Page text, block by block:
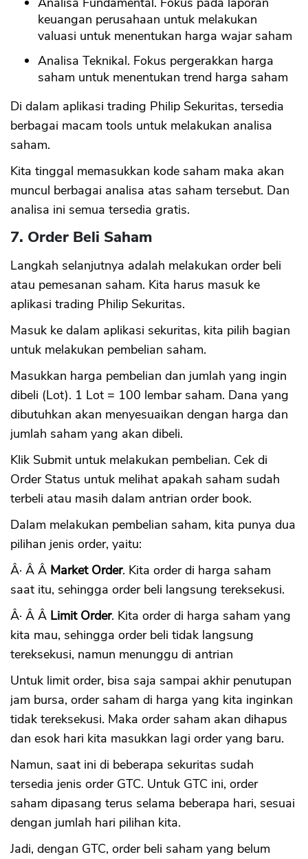
keuangan perusahaan untuk melakukan
valuasi untuk menentukan harga wajar saham
Analisa Teknikal. Fokus pergerakkan harga
saham untuk menentukan trend harga saham
Di dalam aplikasi trading Philip Sekuritas, tersedia
berbagai macam tools untuk melakukan analisa
saham.
Kita tinggal memasukkan kode saham maka akan
muncul berbagai analisa atas saham tersebut. Dan
analisa ini semua tersedia gratis.
7. Order Beli Saham
Langkah selanjutnya adalah melakukan order beli
atau pemesanan saham. Kita harus masuk ke
aplikasi trading Philip Sekuritas.
Masuk ke dalam aplikasi sekuritas, kita pilih bagian
untuk melakukan pembelian saham.
Masukkan harga pembelian dan jumlah yang ingin
dibeli (Lot). 1 Lot = 100 lembar saham. Dana yang
dibutuhkan akan menyesuaikan dengan harga dan
jumlah saham yang akan dibeli.
Klik Submit untuk melakukan pembelian. Cek di
Order Status untuk melihat apakah saham sudah
terbeli atau masih dalam antrian order book.
Dalam melakukan pembelian saham, kita punya dua
pilihan jenis order, yaitu:
Â· Â Â Market Order. Kita order di harga saham
saat itu, sehingga order beli langsung tereksekusi.
Â· Â Â Limit Order. Kita order di harga saham yang
kita mau, sehingga order beli tidak langsung
tereksekusi, namun menunggu di antrian
Untuk limit order, bisa saja sampai akhir penutupan
jam bursa, order saham di harga yang kita inginkan
tidak tereksekusi. Maka order saham akan dihapus
dan esok hari kita masukkan lagi order yang baru.
Namun, saat ini di beberapa sekuritas sudah
tersedia jenis order GTC. Untuk GTC ini, order
saham dipasang terus selama beberapa hari, sesuai
dengan jumlah hari pilihan kita.
Jadi, dengan GTC, order beli saham yang belum
OK
CANCEL